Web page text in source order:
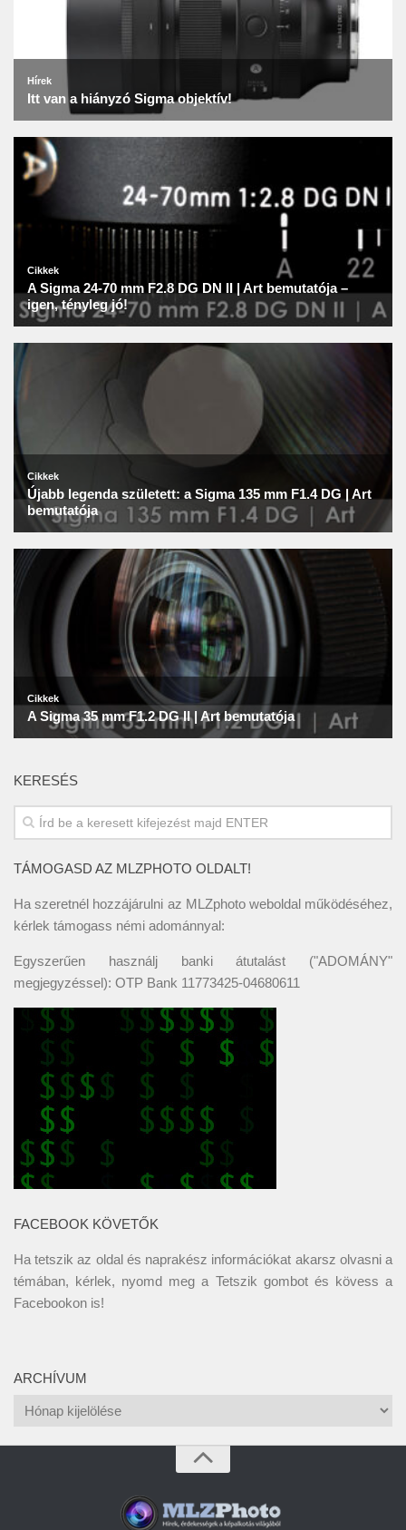
KERESÉS
TÁMOGASD AZ MLZPHOTO OLDALT!
Ha szeretnél hozzájárulni az MLZphoto weboldal működéséhez,
kérlek támogass némi adománnyal:
Egyszerűen használj banki átutalást ("ADOMÁNY"
megjegyzéssel): OTP Bank 11773425-04680611
FACEBOOK KÖVETŐK
Ha tetszik az oldal és naprakész információkat akarsz olvasni a
témában, kérlek, nyomd meg a Tetszik gombot és kövess a
Facebookon is!
ARCHÍVUM
Archívum